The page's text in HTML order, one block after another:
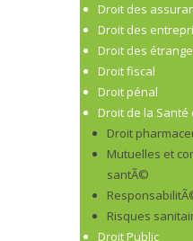
Droit des
Droit des
Droit des
Droit fiscal
Droit pénal
Droit de la Santé
Droit
Mutuelles et
santÃ©
Risques
Droit Public